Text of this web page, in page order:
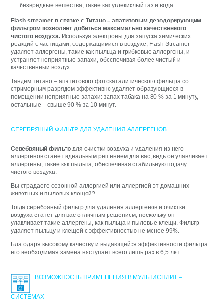
безвредные вещества, такие как углекислый газ и вода.
Flash streamer в связке с Титано – апатитовым дезодорирующим
фильтром позволяет добиться максимально качественного
чистого воздуха. Используя электроны для запуска химических
реакций с частицами, содержащимися в воздухе, Flash Streamer
удаляет аллергены, такие как пыльца и грибковые аллергены, и
устраняет неприятные запахи, обеспечивая более чистый и
качественный воздух.
Тандем титано – апатитового фотокаталитического фильтра со
стримерным разрядом эффективно удаляет образующиеся в
помещении неприятные запахи: запах табака на 80 % за 1 минуту,
остальные – свыше 90 % за 10 минут.
СЕРЕБРЯНЫЙ ФИЛЬТР ДЛЯ УДАЛЕНИЯ АЛЛЕРГЕНОВ
Серебряный фильтр для очистки воздуха и удаления из него
аллергенов станет идеальным решением для вас, ведь он улавливает
аллергены, такие как пыльца, обеспечивая стабильную подачу
чистого воздуха.
Вы страдаете сезонной аллергией или аллергией от домашних
животных и пылевых клещей?
Тогда серебряный фильтр для удаления аллергенов и очистки
воздуха станет для вас отличным решением, поскольку он
улавливает такие аллергены, как пыльца и пылевые клещи. Фильтр
удаляет пыльцу и клещей с эффективностью не менее 99%.
Благодаря высокому качеству и выдающейся эффективности фильтра
его необходимая замена наступает всего лишь раз в 6,5 лет.
ВОЗМОЖНОСТЬ ПРИМЕНЕНИЯ В МУЛЬТИСПЛИТ –
СИСТЕМАХ